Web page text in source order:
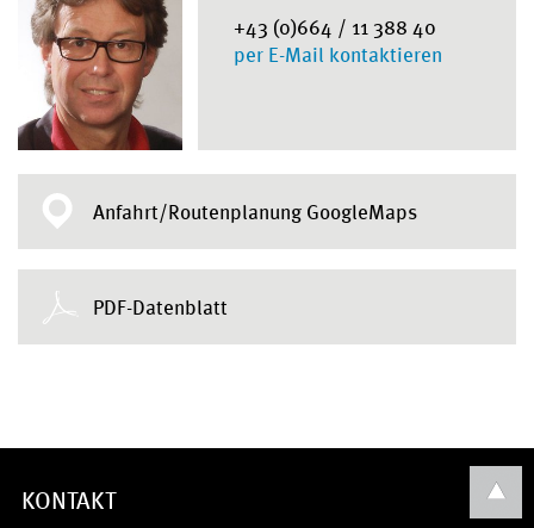
+43 (0)664 / 11 388 40
per E-Mail kontaktieren
Anfahrt/Routenplanung GoogleMaps
PDF-Datenblatt
KONTAKT